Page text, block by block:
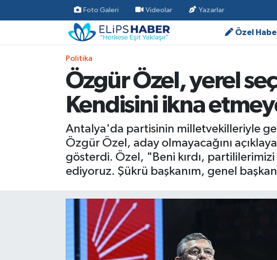
Foto Galeri Videolar Yazarlar
Özel
Politika
Özgür Özel, yerel
Kendisini ikna
Antalya'da partisinin milletvekilleriyle
Özgür Özel, aday olmayacağını
gösterdi. Özel, "Beni kırdı, partililerimizi
ediyoruz. Şükrü başkanım, genel
Özel Haber
Bilim - Teknoloji
Çevre - İklim
Nöbetçi Eczaneler
Hava Durumu
Trafik Durumu
Süper Lig Puan Durumu ve Fikstür
Tüm Manşetler
Son Dakika Haberleri